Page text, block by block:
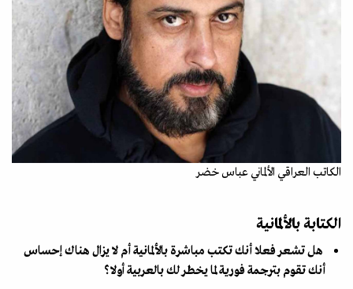
الكاتب العراقي الألماني عباس خضر
الكتابة بالألمانية
هل تشعر فعلا أنك تكتب مباشرة بالألمانية أم لا يزال هناك إحساس
أنك تقوم بترجمة فورية لما يخطر لك بالعربية أولا؟